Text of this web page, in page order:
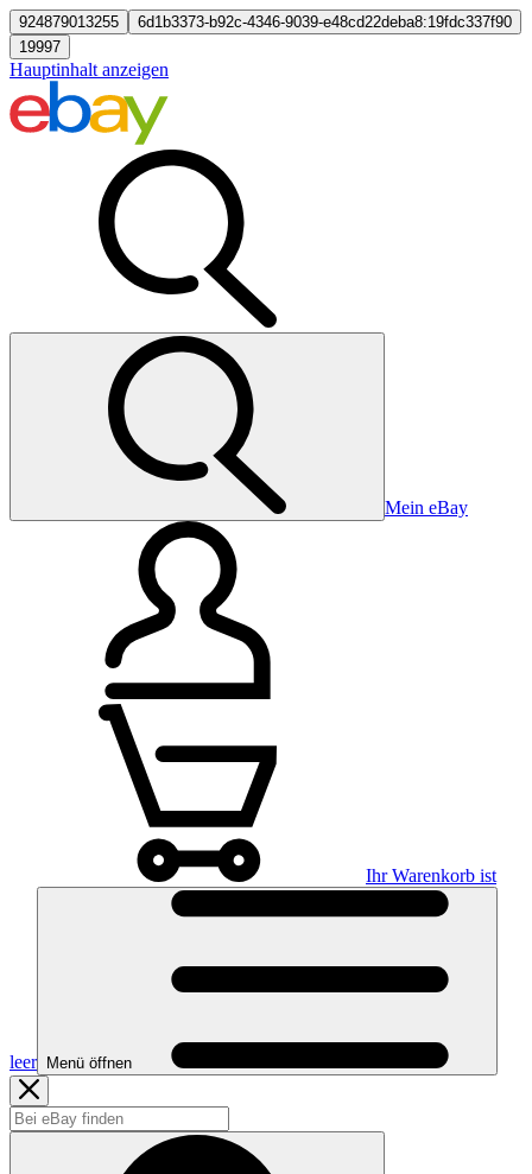
924879013255
6d1b3373-b92c-4346-9039-e48cd22deba8:19fdc337f90
19997
Hauptinhalt anzeigen
Mein eBay
Ihr Warenkorb ist
leer Menü öffnen